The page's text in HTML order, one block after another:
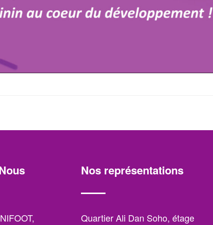
Nos représentations
Quartier Ali Dan Soho, étage